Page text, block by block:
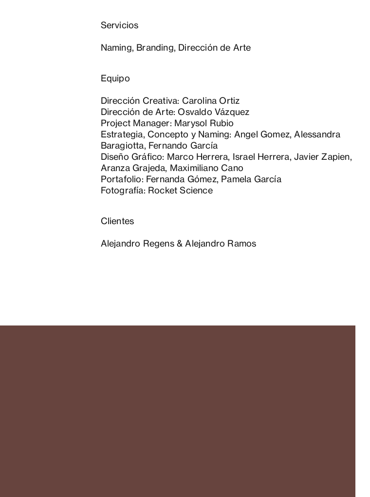
Servicios
Naming, Branding, Dirección de Arte
Equipo
Dirección Creativa: Carolina Ortiz
Dirección de Arte: Osvaldo Vázquez
Project Manager: Marysol Rubio
Estrategia, Concepto y Naming: Angel Gomez, Alessandra
Baragiotta, Fernando García
Diseño Gráfico: Marco Herrera, Israel Herrera, Javier Zapien,
Aranza Grajeda, Maximiliano Cano
Portafolio: Fernanda Gómez, Pamela García
Fotografía: Rocket Science
Clientes
Alejandro Regens & Alejandro Ramos